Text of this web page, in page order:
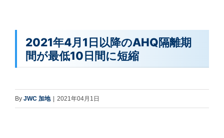
2021年4月1日以降のAHQ隔離期
間が最低10日間に短縮
By JWC 加地 | 2021年04月1日